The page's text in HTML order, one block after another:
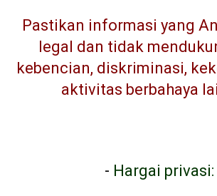
Pastikan informasi yang
legal dan tidak
kebencian, diskriminasi,
aktivitas berbahaya
- Hargai privasi: